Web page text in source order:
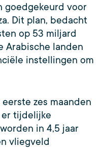
goedgekeurd voor
Dit plan, bedacht
op 53 miljard
Arabische landen
instellingen om
zes maanden
tijdelijke
in 4,5 jaar
vliegveld